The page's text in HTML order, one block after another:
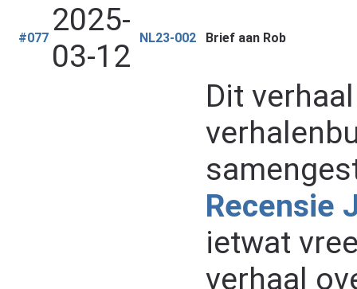
#077 2025-
03-12
NL23-002 Brief aan Rob
Dit
Recensie
ietwat
verhaal